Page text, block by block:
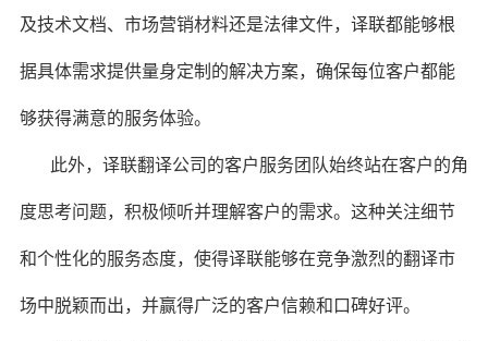
及技术文档、市场营销材料还是法律文件，译联都能够根
据具体需求提供量身定制的解决方案，确保每位客户都能
够获得满意的服务体验。
此外，译联翻译公司的客户服务团队始终站在客户的角
度思考问题，积极倾听并理解客户的需求。这种关注细节
和个性化的服务态度，使得译联能够在竞争激烈的翻译市
场中脱颖而出，并赢得广泛的客户信赖和口碑好评。